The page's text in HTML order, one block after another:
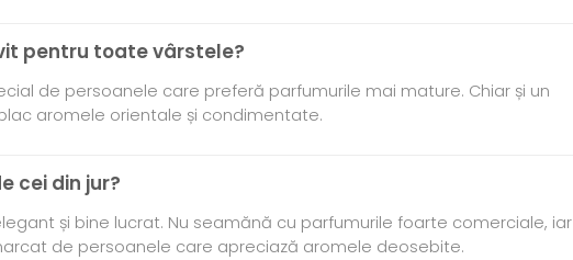
pentru toate vârstele?
de persoanele care preferă parfumurile mai mature. Chiar și un
aromele orientale și condimentate.
cei din jur?
și bine lucrat. Nu seamănă cu parfumurile foarte comerciale, iar
de persoanele care apreciază aromele deosebite.